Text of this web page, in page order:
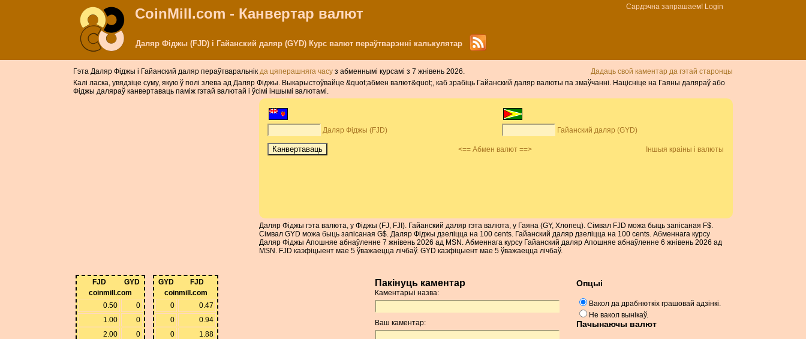
CoinMill.com - Канвертар валют Сардэчна запрашаем! Login
Даляр Фіджы (FJD) і Гайанский даляр (GYD) Курс валют пераўтварэнні калькулятар
Дадаць свой каментар да гэтай старонцы
Гэта Даляр Фіджы і Гайанский даляр пераўтваральнік да цяперашняга часу з абменнымі курсамі з 7 жнівень 2026.
Калі ласка, увядзіце суму, якую ў полі злева ад Даляр Фіджы. Выкарыстоўвайце &quot;абмен валют&quot;, каб зрабіць Гайанский даляр валюты па змаўчанні. Націсніце на Гаяны даляраў або
Фіджы даляраў канвертаваць паміж гэтай валютай і ўсімі іншымі валютамі.
Даляр Фіджы (FJD) Гайанский даляр (GYD)
<== Абмен валют ==> Іншыя краіны і валюты
Даляр Фіджы гэта валюта, у Фіджы (FJ, FJI). Гайанский даляр гэта валюта, у Гаяна (GY, Хлопец). Сімвал FJD можа быць запісаная F$.
Сімвал GYD можа быць запісаная G$. Даляр Фіджы дзеліцца на 100 cents. Гайанский даляр дзеліцца на 100 cents. Абменнага курсу
Даляр Фіджы Апошняе абнаўленне 7 жнівень 2026 ад MSN. Абменнага курсу Гайанский даляр Апошняе абнаўленне 6 жнівень 2026 ад
MSN. FJD каэфіцыент мае 5 ўважаецца лічбаў. GYD каэфіцыент мае 5 ўважаецца лічбаў.
FJD
GYD
coinmill.com
0.50
0
1.00
0
2.00
0
GYD
FJD
coinmill.com
0
0.47
0
0.94
0
1.88
Пакінуць каментар
Каментарыі назва:
Ваш каментар:
Опцыі
Вакол да драбнюткіх грашовай адзінкі.
Не вакол вынікаў.
Пачынаючы валют